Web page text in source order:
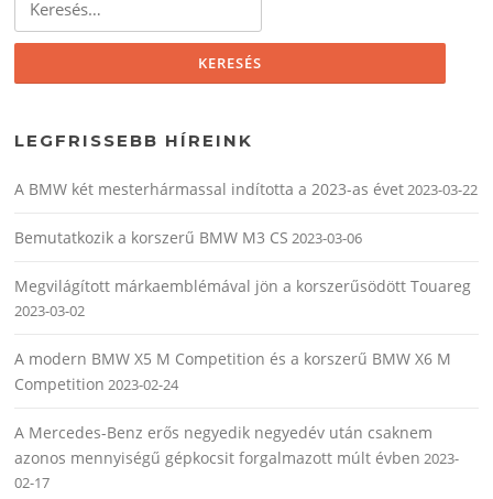
LEGFRISSEBB HÍREINK
A BMW két mesterhármassal indította a 2023-as évet 2023-03-22
Bemutatkozik a korszerű BMW M3 CS 2023-03-06
Megvilágított márkaemblémával jön a korszerűsödött Touareg
2023-03-02
A modern BMW X5 M Competition és a korszerű BMW X6 M
Competition 2023-02-24
A Mercedes-Benz erős negyedik negyedév után csaknem
azonos mennyiségű gépkocsit forgalmazott múlt évben 2023-
02-17